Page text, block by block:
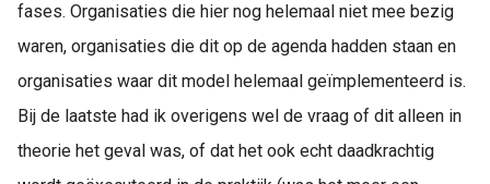
fases. Organisaties die hier nog helemaal niet mee bezig
waren, organisaties die dit op de agenda hadden staan en
organisaties waar dit model helemaal geïmplementeerd is.
Bij de laatste had ik overigens wel de vraag of dit alleen in
theorie het geval was, of dat het ook echt daadkrachtig